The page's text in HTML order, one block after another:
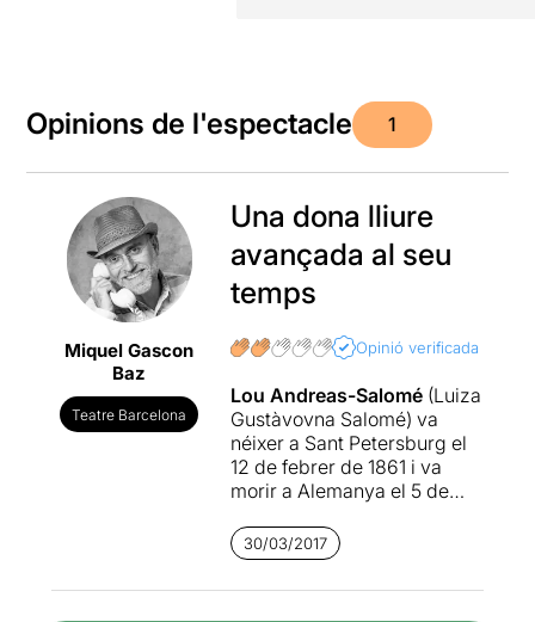
Opinions de l'espectacle 1
Miquel Gascon
Baz
Teatre Barcelona
Una dona lliure
avançada al seu
temps
Opinió verificada
Lou Andreas-Salomé(Luiza
Gustàvovna Salomé) va
néixer a Sant Petersburg el
12 de febrer de 1861 i va
morir a Alemanya el 5 de
va confiscar la seva
biblioteca pocs dies després
de la seva mort.
30/03/2017